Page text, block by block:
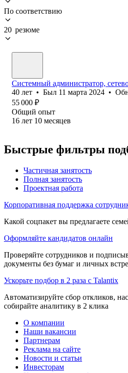
По соответствию
20 резюме
Системный администратор,
40 лет • Был 11 марта 2024 •
55 000 ₽
Общий опыт
16 лет 10 месяцев
Быстрые фильтры
Частичная занятость
Полная занятость
Проектная работа
Корпоративная поддержка
Какой соцпакет вы предлагаете
Оформляйте кандидатов онлайн
Проверяйте сотрудников и
документы без бумаг и личных
Ускорьте подбор в 2 раза с Talantix
Автоматизируйте сбор откликов,
собирайте аналитику в 2 клика
О компании
Наши вакансии
Партнерам
Реклама на сайте
Новости и статьи
Инвесторам